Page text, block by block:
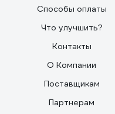
Способы оплаты
Что улучшить?
Контакты
О Компании
Поставщикам
Партнерам